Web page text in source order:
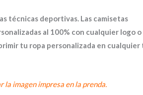
técnicas deportivas. Las camisetas
al 100% con cualquier logo o
tu ropa personalizada en
la imagen impresa en la prenda.